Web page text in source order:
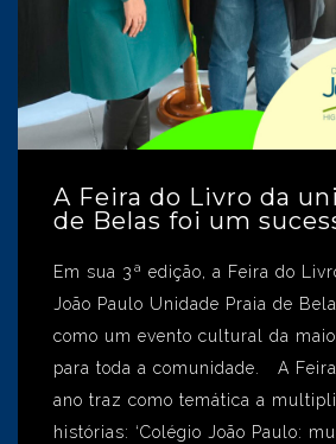
A Feira do Livro da
de Belas foi um
Em sua 3ª edição, a Feira do
João Paulo Unidade Praia de
como um evento cultural da
para toda a comunidade. A
ano traz como temática a
histórias: ‘Colégio João Paulo: